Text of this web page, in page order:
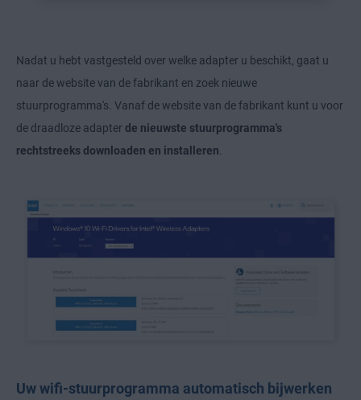
Nadat u hebt vastgesteld over welke adapter u beschikt, gaat u
naar de website van de fabrikant en zoek nieuwe
stuurprogramma's. Vanaf de website van de fabrikant kunt u voor
de draadloze adapter de nieuwste stuurprogramma's
rechtstreeks downloaden en installeren
Uw wifi-stuurprogramma automatisch bijwerken